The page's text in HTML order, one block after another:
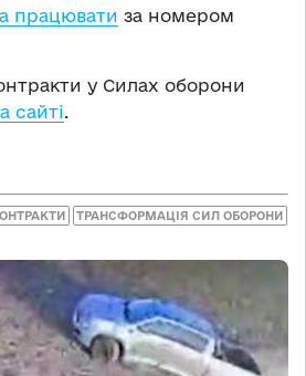
працювати за номером
у Силах оборони
сайті.
ТРАНСФОРМАЦІЯ СИЛ ОБОРОНИ